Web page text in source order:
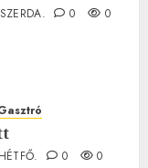
0 0
0 0